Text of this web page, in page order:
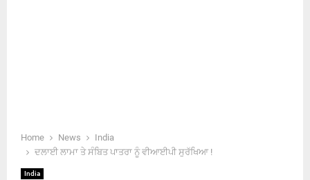
Home News
India
ਦਲਾਈ ਲਾਮਾ ਤੇ ਸੰਬਿਤ ਪਾਤਰਾ ਨੂੰ ਵੀਆਈਪੀ ਸੁਰੱਖਿਆ !
India